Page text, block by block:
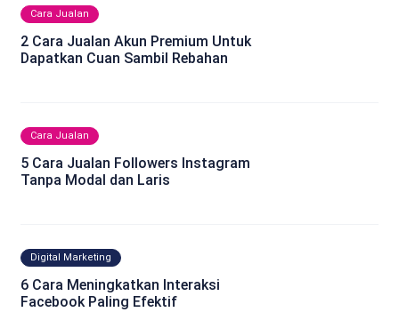
Cara Jualan
2 Cara Jualan Akun Premium Untuk
Dapatkan Cuan Sambil Rebahan
Cara Jualan
5 Cara Jualan Followers Instagram
Tanpa Modal dan Laris
Digital Marketing
6 Cara Meningkatkan Interaksi
Facebook Paling Efektif